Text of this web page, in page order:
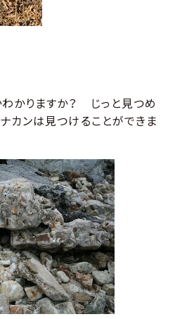
わかりますか？ じっと見つめ
カンは見つけることができま